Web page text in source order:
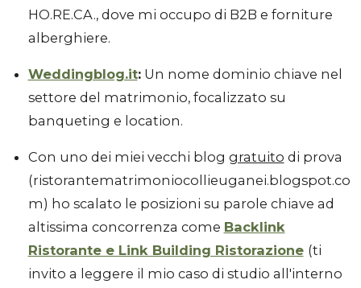
HO.RE.CA., dove mi occupo di B2B e forniture
alberghiere.
Weddingblog.it:Un nome dominio chiave nel
settore del matrimonio, focalizzato su
banqueting e location.
Con uno dei miei vecchi blog gratuito di prova
(ristorantematrimoniocollieuganei.blogspot.co
m) ho scalato le posizioni su parole chiave ad
altissima concorrenza come Backlink
Ristorante e Link Building Ristorazione (ti
invito a leggere il mio caso di studio all'interno